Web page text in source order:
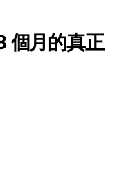
個月的真正